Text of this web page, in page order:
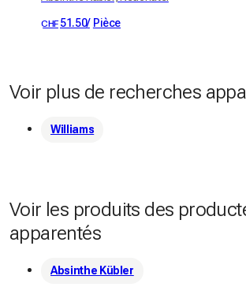
CHF 51.50/ Pièce
Voir plus de recherches
Williams
Voir les produits des
apparentés
Absinthe Kübler